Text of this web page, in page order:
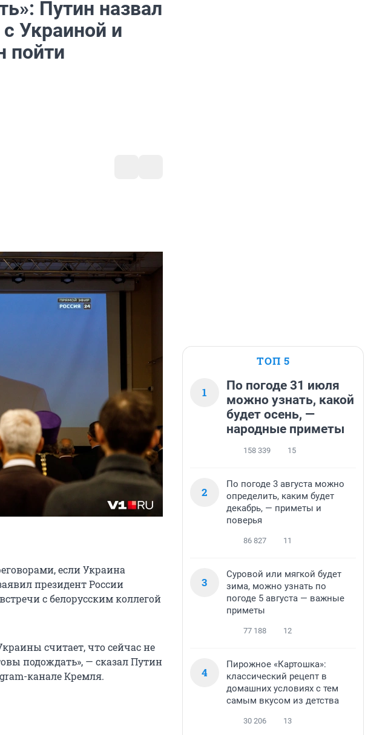
Путин назвал
Украиной и
пойти
если Украина
президент России
с белорусским коллегой
считает, что сейчас не
подождать», — сказал Путин
канале Кремля.
ТОП 5
1
По погоде 31 июля
можно узнать, какой
будет осень, —
народные приметы
158 339 15
2
По погоде 3 августа можно
определить, каким будет
декабрь, — приметы и
поверья
86 827 11
3
Суровой или мягкой будет
зима, можно узнать по
погоде 5 августа — важные
приметы
77 188 12
4
Пирожное «Картошка»:
классический рецепт в
домашних условиях с тем
самым вкусом из детства
30 206 13